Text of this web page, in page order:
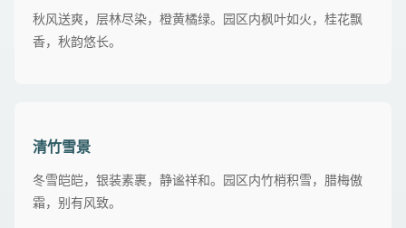
秋风送爽，层林尽染，橙黄橘绿。园区内枫叶如火，桂花飘
香，秋韵悠长。
清竹雪景
冬雪皑皑，银装素裹，静谧祥和。园区内竹梢积雪，腊梅傲
霜，别有风致。